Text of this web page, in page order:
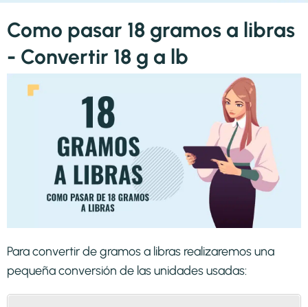
Como pasar 18 gramos a libras
- Convertir 18 g a lb
Para convertir de gramos a libras realizaremos una
pequeña conversión de las unidades usadas: